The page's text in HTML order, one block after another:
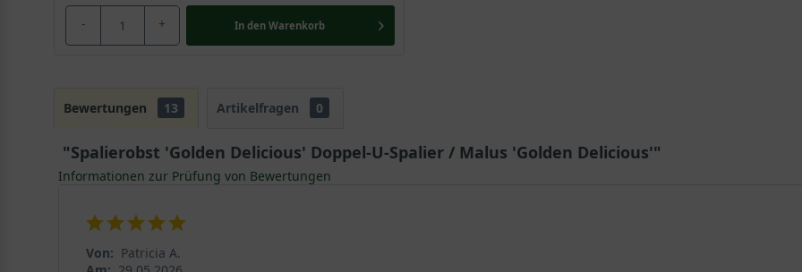
- + In den Warenkorb
Bewertungen 13 Artikelfragen 0
"Spalierobst 'Golden Delicious' Doppel-U-Spalier / Malus 'Golden Delicious'"
Informationen zur Prüfung von Bewertungen
Von: Patricia A.